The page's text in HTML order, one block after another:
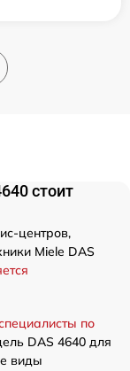
стоит
центров,
Miele DAS
по
DAS 4640 для
виды